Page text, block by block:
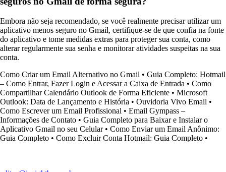
Embora não seja recomendado, se você realmente precisar utilizar um
aplicativo menos seguro no Gmail, certifique-se de que confia na fonte
do aplicativo e tome medidas extras para proteger sua conta, como
alterar regularmente sua senha e monitorar atividades suspeitas na sua
conta.
Como Criar um Email Alternativo no Gmail • Guia Completo: Hotmail
– Como Entrar, Fazer Login e Acessar a Caixa de Entrada • Como
Compartilhar Calendário Outlook de Forma Eficiente • Microsoft
Outlook: Data de Lançamento e História • Ouvidoria Vivo Email •
Como Escrever um Email Profissional • Email Gympass –
Informações de Contato • Guia Completo para Baixar e Instalar o
Aplicativo Gmail no seu Celular• Como Enviar um Email Anônimo:
Guia Completo • Como Excluir Conta Hotmail: Guia Completo •